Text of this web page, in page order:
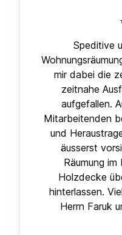
Speditive
mir dabei die
zeitnahe
aufgefallen.
Mitarbeitenden
und
äusserst
Räumung
Holzdecke
hinterlassen.
Herrn Faruk